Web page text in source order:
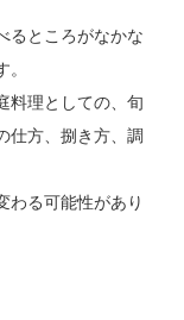
るところがなかな
料理としての、旬
仕方、捌き方、調
わる可能性があり